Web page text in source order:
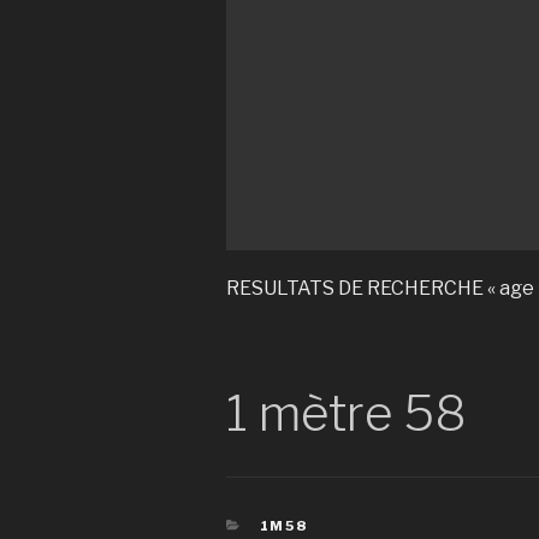
RESULTATS DE RECHERCHE « age
1 mètre 58
CATÉGORIES
1M58